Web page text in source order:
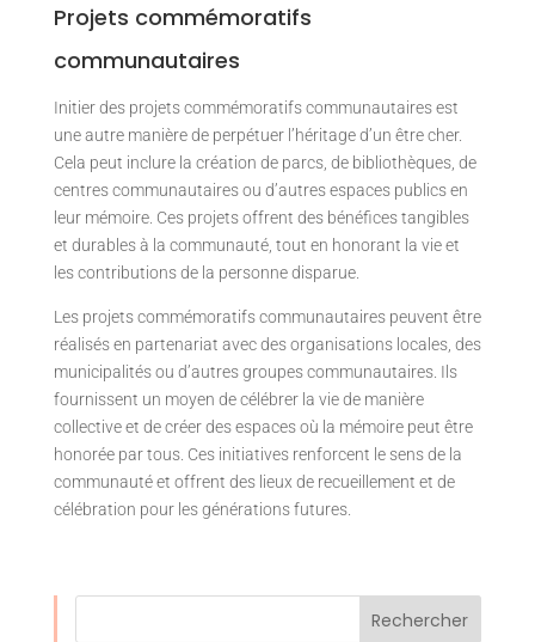
Projets commémoratifs
communautaires
Initier des projets commémoratifs communautaires est
une autre manière de perpétuer l’héritage d’un être cher.
Cela peut inclure la création de parcs, de bibliothèques, de
centres communautaires ou d’autres espaces publics en
leur mémoire. Ces projets offrent des bénéfices tangibles
et durables à la communauté, tout en honorant la vie et
les contributions de la personne disparue.
Les projets commémoratifs communautaires peuvent être
réalisés en partenariat avec des organisations locales, des
municipalités ou d’autres groupes communautaires. Ils
fournissent un moyen de célébrer la vie de manière
collective et de créer des espaces où la mémoire peut être
honorée par tous. Ces initiatives renforcent le sens de la
communauté et offrent des lieux de recueillement et de
célébration pour les générations futures.